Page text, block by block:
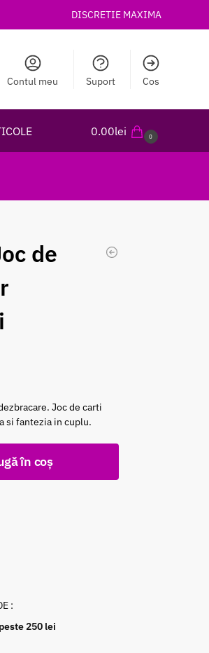
DISCRETIE MAXIMA
Contul meu Suport Cos
0.00lei 0
de
Joc de carti
si fantezia in cuplu.
în coș
:
250 lei